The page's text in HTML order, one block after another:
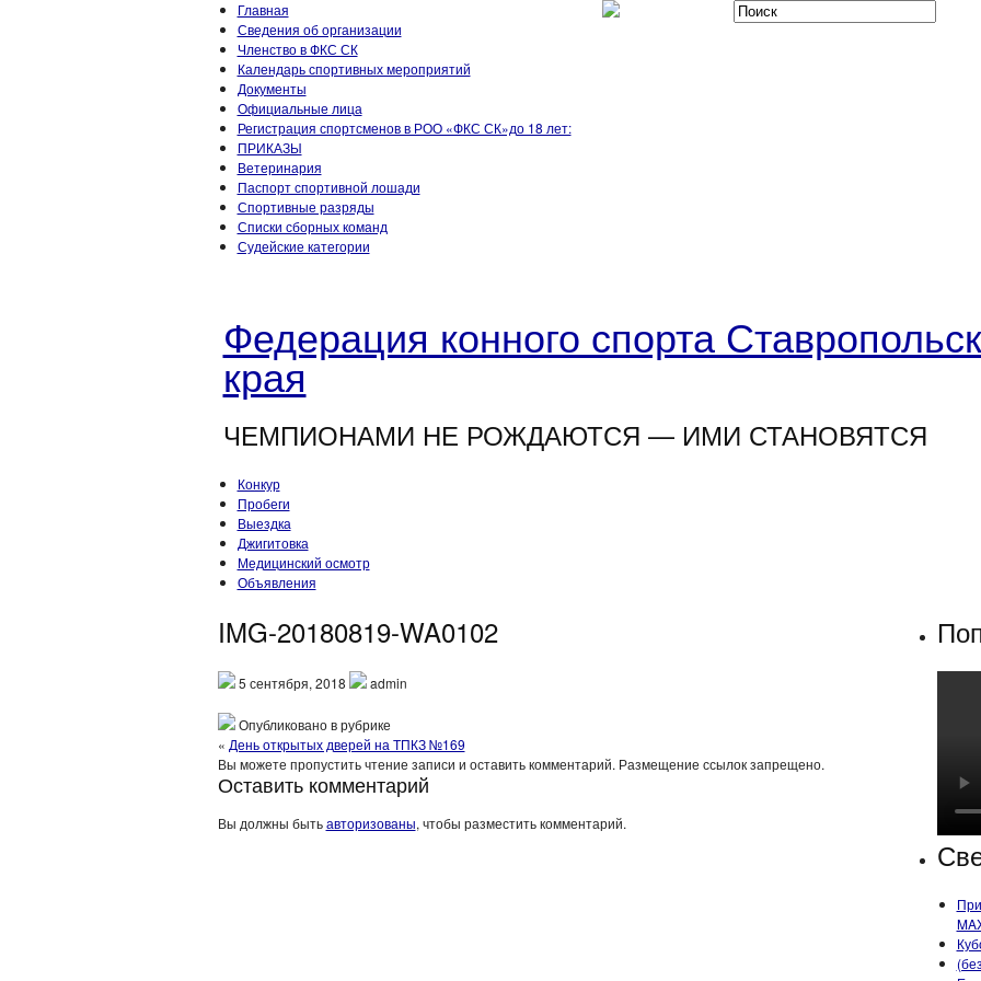
Главная
Сведения об организации
Членство в ФКС СК
Календарь спортивных мероприятий
Документы
Официальные лица
Регистрация спортсменов в РОО «ФКС СК»до 18 лет:
ПРИКАЗЫ
Ветеринария
Паспорт спортивной лошади
Спортивные разряды
Списки сборных команд
Судейские категории
Федерация конного спорта
края
ЧЕМПИОНАМИ НЕ РОЖДАЮТСЯ — ИМИ СТАНОВЯТСЯ
Конкур
Пробеги
Выездка
Джигитовка
Медицинский осмотр
Объявления
IMG-20180819-WA0102
5 сентября, 2018 admin
Опубликовано в рубрике
« День открытых дверей на ТПКЗ №169
Вы можете пропустить чтение записи и оставить комментарий. Размещение ссылок запрещено.
Оставить комментарий
Вы должны бытьавторизованы, чтобы разместить комментарий.